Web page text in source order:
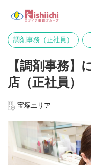
調剤事務（正社員）
【調剤事務】
店（正社員）
宝塚エリア